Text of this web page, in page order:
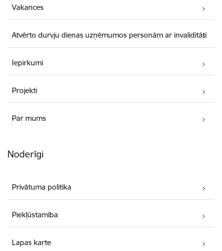
Vakances
Atvērto durvju dienas uzņēmumos personām ar invaliditāti
Iepirkumi
Projekti
Par mums
Noderīgi
Privātuma politika
Piekļūstamība
Lapas karte